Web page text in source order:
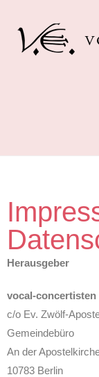
Herausgeber
vocal-concertisten
c/o Ev. Zwölf-
Gemeindebüro
An der
10783 Berlin